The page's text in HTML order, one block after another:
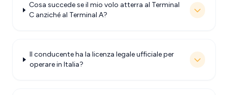
Cosa succede se il mio volo atterra al Terminal
C anziché al Terminal A?
Il conducente ha la licenza legale ufficiale per
operare in Italia?